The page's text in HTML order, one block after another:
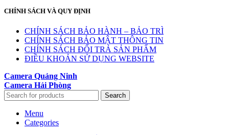
CHÍNH SÁCH VÀ QUY ĐỊNH
CHÍNH SÁCH BẢO HÀNH – BẢO TRÌ
CHÍNH SÁCH BẢO MẬT THÔNG TIN
CHÍNH SÁCH ĐỔI TRẢ SẢN PHẨM
ĐIỀU KHOẢN SỬ DỤNG WEBSITE
Camera Quảng Ninh
Camera Hải Phòng
Search
Menu
Categories